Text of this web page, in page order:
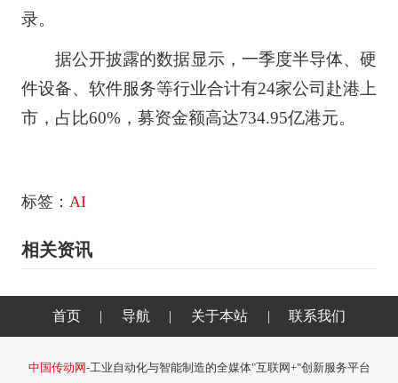
录。
据公开披露的数据显示，一季度半导体、硬
件设备、软件服务等行业合计有24家公司赴港上
市，占比60%，募资金额高达734.95亿港元。
标签： AI
相关资讯
首页 | 导航 | 关于本站 | 联系我们
中国传动网-工业自动化与智能制造的全媒体"互联网+"创新服务平台